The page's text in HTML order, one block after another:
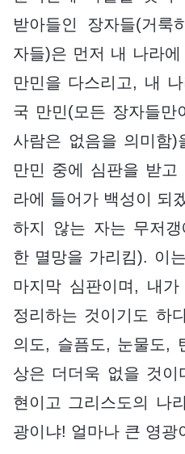
받아들인 장자들(거
자들)은 먼저 내 나라
만민을 다스리고, 내
국 만민(모든 장자들
사람은 없음을 의미함
만민 중에 심판을 받
라에 들어가 백성이 되
하지 않는 자는 무저
한 멸망을 가리킴). 이
마지막 심판이며, 내
정리하는 것이기도 하
의도, 슬픔도, 눈물도,
상은 더더욱 없을 것
현이고 그리스도의 나
광이냐! 얼마나 큰 영광